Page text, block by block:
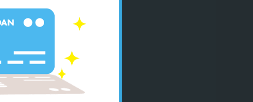
みずほ銀行カードローンの問い合わせ先とシー
ン別の問い合わせ方法
原則なし
ンビニ
い場合がございます。